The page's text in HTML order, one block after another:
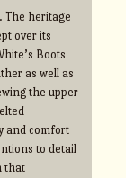
The heritage
over its
Boots
as well as
the upper
and comfort
to detail
that